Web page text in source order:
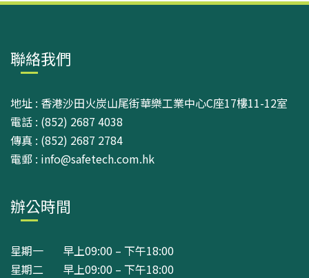
聯絡我們
地址 : 香港沙田火炭山尾街華樂工業中心C座17樓11-12室
電話 : (852) 2687 4038
傳真 : (852) 2687 2784
電郵 : info@safetech.com.hk
辦公時間
星期一 早上09:00 – 下午18:00
星期二 早上09:00 – 下午18:00